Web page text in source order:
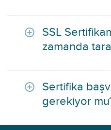
SSL
zamanda
Sertifika
gerekiyor